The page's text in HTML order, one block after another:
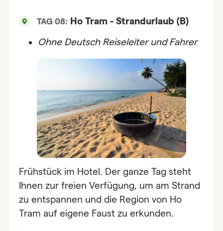
TAG 08: Ho Tram - Strandurlaub (B)
OhneDeutsch Reiseleiter und Fahrer
Frühstück im Hotel. Der ganze Tag steht
Ihnen zur freien Verfügung, um am Strand
zu entspannen und die Region von Ho
Tram auf eigene Faust zu erkunden.